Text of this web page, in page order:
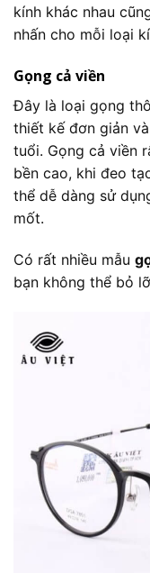
kính khác nhau
nhấn cho mỗi loại
Gọng cả viền
Đây là loại gọng
thiết kế đơn giản
tuổi. Gọng cả viền
bền cao, khi đeo
thể dễ dàng sử
mốt.
Có rất nhiều mẫu
bạn không thể bỏ